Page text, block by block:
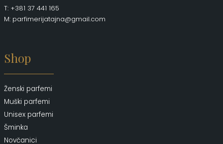
T: +381 37 441 165
M: parfimerijatajna@gmail.com
Shop
Ženski parfemi
Muški parfemi
Unisex parfemi
Šminka
Novčanici